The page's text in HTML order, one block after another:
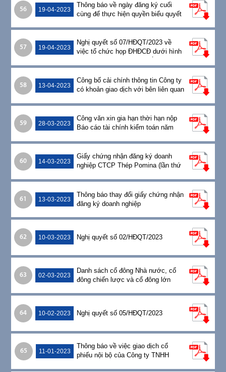
56 19-04-2023
Thông báo về ngày đăng ký cuối
cùng để thực hiện quyền biểu quyết
57 19-04-2023
Nghị quyết số 07/HĐQT/2023 về
việc tổ chức họp ĐHĐCĐ dưới hình
bản
58 13-04-2023
Công bố cải chính thông tin Công ty
có khoản giao dịch với bên liên quan
yết
59 28-03-2023
Công văn xin gia hạn thời hạn nộp
Báo cáo tài chính kiểm toán năm
60 14-03-2023
Giấy chứng nhận đăng ký doanh
nghiệp CTCP Thép Pomina (lần thứ
61 13-03-2023
Thông báo thay đổi giấy chứng nhận
đăng ký doanh nghiệp
62 10-03-2023 Nghị quyết số 02/HĐQT/2023
63 02-03-2023
Danh sách cổ đông Nhà nước, cổ
đông chiến lược và cổ đông lớn
64 10-02-2023 Nghị quyết số 05/HĐQT/2023
65 11-01-2023
Thông báo về việc giao dịch cổ
phiếu nội bộ của Công ty TNHH